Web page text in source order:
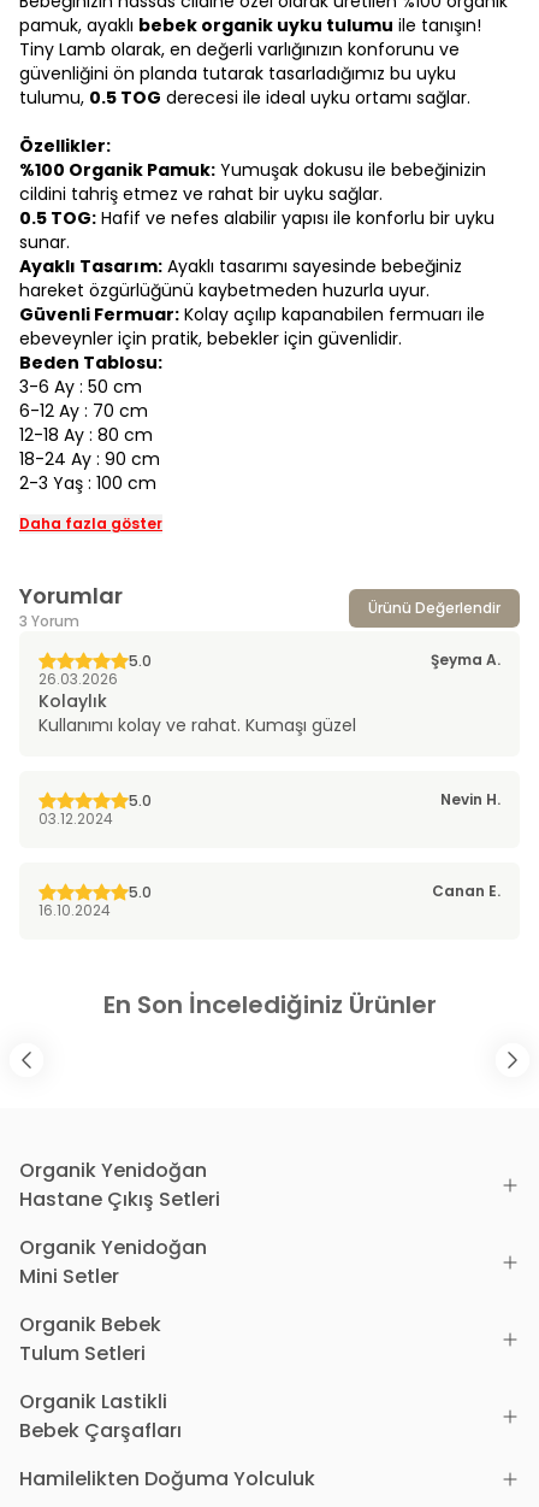
pamuk, ayaklı bebek organik uyku tulumu ile tanışın!
Tiny Lamb olarak, en değerli varlığınızın konforunu ve
güvenliğini ön planda tutarak tasarladığımız bu uyku
tulumu, 0.5 TOG derecesi ile ideal uyku ortamı sağlar.
Özellikler:
%100 Organik Pamuk: Yumuşak dokusu ile bebeğinizin
cildini tahriş etmez ve rahat bir uyku sağlar.
0.5 TOG: Hafif ve nefes alabilir yapısı ile konforlu bir uyku
sunar.
Ayaklı Tasarım: Ayaklı tasarımı sayesinde bebeğiniz
hareket özgürlüğünü kaybetmeden huzurla uyur.
Güvenli Fermuar: Kolay açılıp kapanabilen fermuarı ile
ebeveynler için pratik, bebekler için güvenlidir.
Beden Tablosu:
3-6 Ay : 50 cm
6-12 Ay : 70 cm
12-18 Ay : 80 cm
18-24 Ay : 90 cm
2-3 Yaş : 100 cm
Daha fazla göster
Yorumlar
3 Yorum
Ürünü Değerlendir
5.0 Şeyma A.
26.03.2026
Kolaylık
Kullanımı kolay ve rahat. Kumaşı güzel
5.0 Nevin H.
03.12.2024
5.0 Canan E.
16.10.2024
En Son İncelediğiniz Ürünler
Organik Yenidoğan
Hastane Çıkış Setleri
Organik Yenidoğan
Mini Setler
Organik Bebek
Tulum Setleri
Organik Lastikli
Bebek Çarşafları
Hamilelikten Doğuma Yolculuk